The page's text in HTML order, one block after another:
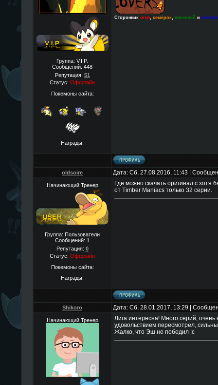
Группа: V.I.P.
Сообщений: 448
Репутация: 51
Статус: Оффлайн
Покемоны сайта:
Награды:
Сторонник огня, семёрок, пикселей и
oldsoire Дата: Сб, 27.08.2016, 11:43 |
Начинающий Тренер
Группа: Пользователи
Сообщений: 1
Репутация: 0
Статус: Оффлайн
Покемоны сайта:
Награды:
Где можно скачать оригинал с хотя
от Timber Maniacs только 32 серии.
Shikoro Дата: Сб, 28.01.2017, 13:29 |
Начинающий Тренер
Лига интересна! Много серий, очень
удовольствием пересмотрел,
Жалко, что Эш не победил :с